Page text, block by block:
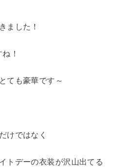
ました！
！
ても豪華です～
けではなく
トデーの衣装が沢山出てる